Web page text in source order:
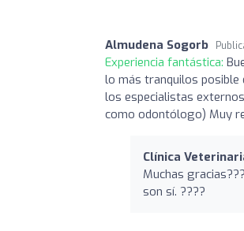
Almudena Sogorb
Experiencia fantástica:
lo más tranquilos
los especialistas
como odontólogo) Muy
Clínica
Muchas
son sí. ????